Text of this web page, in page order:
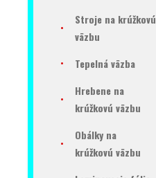
Stroje na krúžkovú
väzbu
Tepelná väzba
Hrebene na
krúžkovú väzbu
Obálky na
krúžkovú väzbu